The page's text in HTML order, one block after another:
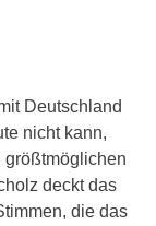
Deutschland
nicht kann,
deckt das
die das